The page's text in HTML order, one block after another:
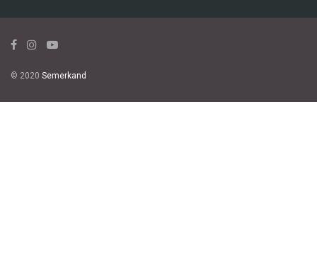
© 2020 Semerkand